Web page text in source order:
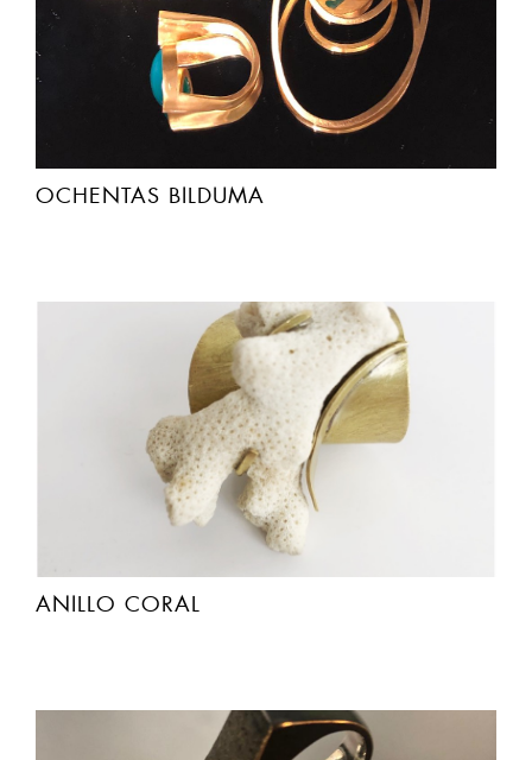
OCHENTAS BILDUMA
ANILLO CORAL